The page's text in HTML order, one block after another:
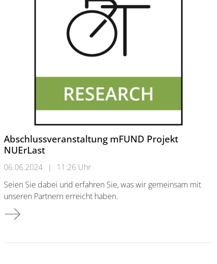
Abschlussveranstaltung mFUND Projekt
NUErLast
06.06.2024 |
11:26 Uhr
Seien Sie dabei und erfahren Sie, was wir gemeinsam mit
unseren Partnern erreicht haben.
Abschlussveranstaltung mFUND Projekt NUErLast